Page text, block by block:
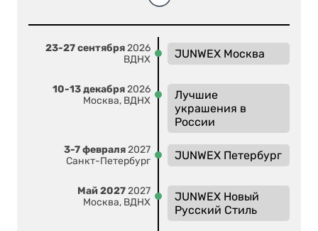
23-27 сентября2026
ВДНХ
JUNWEX Москва
10-13 декабря2026
Москва, ВДНХ
Лучшие
украшения в
России
3-7 февраля2027
Санкт-Петербург
JUNWEX Петербург
Май 20272027
Москва, ВДНХ
JUNWEX Новый
Русский Стиль